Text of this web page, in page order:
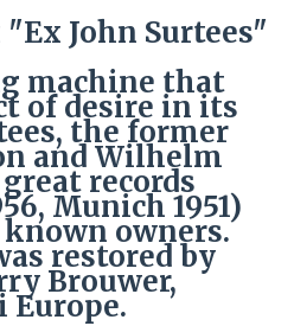
John Surtees"
machine that
of desire in its
the former
and Wilhelm
records
Munich 1951)
owners.
restored by
Brouwer,
Europe.